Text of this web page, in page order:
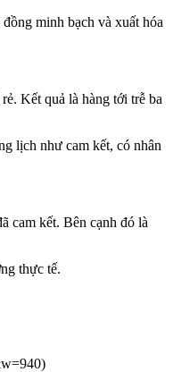
minh bạch và xuất hóa
Kết quả là hàng tới trễ ba
lịch như cam kết, có nhân
cam kết. Bên cạnh đó là
thực tế.